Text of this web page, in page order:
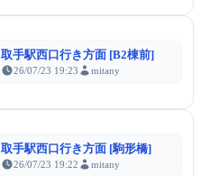
取手駅西口行き方面 [B2棟前]
26/07/23 19:23 mitany
取手駅西口行き方面 [駒形橋]
26/07/23 19:22 mitany